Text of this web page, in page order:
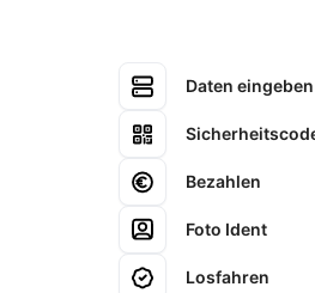
Daten eingeben
Bezahlen
Foto Ident
Losfahren